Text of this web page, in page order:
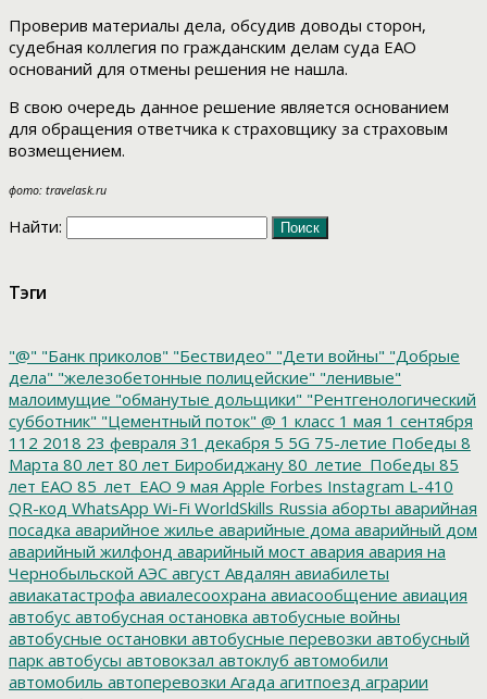
Проверив материалы дела, обсудив доводы сторон,
судебная коллегия по гражданским делам суда ЕАО
оснований для отмены решения не нашла.
В свою очередь данное решение является основанием
для обращения ответчика к страховщику за страховым
возмещением.
фото: travelask.ru
Найти:
Тэги
"@" "Банк приколов" "Бествидео" "Дети войны" "Добрые
дела" "железобетонные полицейские" "ленивые"
малоимущие "обманутые дольщики" "Рентгенологический
субботник" "Цементный поток" @ 1 класс 1 мая 1 сентября
112 2018 23 февраля 31 декабря 5 5G 75-летие Победы 8
Марта 80 лет 80 лет Биробиджану 80_летие_Победы 85
лет ЕАО 85_лет_ЕАО 9 мая Apple Forbes Instagram L-410
QR-код WhatsApp Wi-Fi WorldSkills Russia аборты аварийная
посадка аварийное жилье аварийные дома аварийный дом
аварийный жилфонд аварийный мост авария авария на
Чернобыльской АЭС август Авдалян авиабилеты
авиакатастрофа авиалесоохрана авиасообщение авиация
автобус автобусная остановка автобусные войны
автобусные остановки автобусные перевозки автобусный
парк автобусы автовокзал автоклуб автомобили
автомобиль автоперевозки Агада агитпоезд аграрии